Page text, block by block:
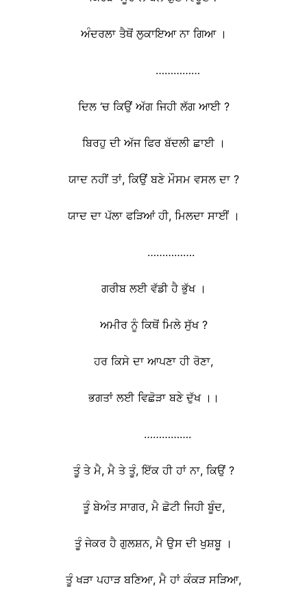
ਅੰਦਰਲਾ ਤੈਥੋਂ ਲੁਕਾਇਆ ਨਾ ਗਿਆ ।
……………
ਦਿਲ ‘ਚ ਕਿਉਂ ਅੱਗ ਜਿਹੀ ਲੱਗ ਆਈ ?
ਬਿਰਹੁ ਦੀ ਅੱਜ ਫਿਰ ਬੱਦਲੀ ਛਾਈ ।
ਯਾਦ ਨਹੀਂ ਤਾਂ, ਕਿਉਂ ਬਣੇ ਮੌਸਮ ਵਸਲ ਦਾ ?
ਯਾਦ ਦਾ ਪੱਲਾ ਫੜਿਆਂ ਹੀ, ਮਿਲਦਾ ਸਾਈਂ ।
…………….
ਗਰੀਬ ਲਈ ਵੱਡੀ ਹੈ ਭੁੱਖ ।
ਅਮੀਰ ਨੂੰ ਕਿਥੋਂ ਮਿਲੇ ਸੁੱਖ ?
ਹਰ ਕਿਸੇ ਦਾ ਆਪਣਾ ਹੀ ਰੋਣਾ,
ਭਗਤਾਂ ਲਈ ਵਿਛੋੜਾ ਬਣੇ ਦੁੱਖ ।।
…………….
ਤੂੰ ਤੇ ਮੈ, ਮੈ ਤੇ ਤੂੰ, ਇੱਕ ਹੀ ਹਾਂ ਨਾ, ਕਿਉਂ ?
ਤੂੰ ਬੇਅੰਤ ਸਾਗਰ, ਮੈ ਛੋਟੀ ਜਿਹੀ ਬੂੰਦ,
ਤੂੰ ਜੇਕਰ ਹੈ ਗੁਲਸ਼ਨ, ਮੈ ਉਸ ਦੀ ਖੁਸ਼ਬੂ ।
ਤੂੰ ਖੜਾ ਪਹਾੜ ਬਣਿਆ, ਮੈ ਹਾਂ ਕੰਕੜ ਸੜਿਆ,